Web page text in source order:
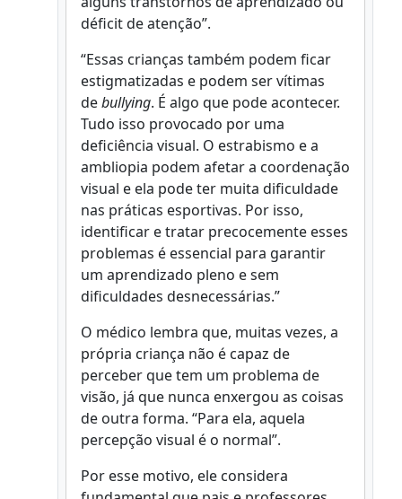
déficit de atenção”.
“Essas crianças também podem ficar
estigmatizadas e podem ser vítimas
debullying. É algo que pode acontecer.
Tudo isso provocado por uma
deficiência visual. O estrabismo e a
ambliopia podem afetar a coordenação
visual e ela pode ter muita dificuldade
nas práticas esportivas. Por isso,
identificar e tratar precocemente esses
problemas é essencial para garantir
um aprendizado pleno e sem
dificuldades desnecessárias.”
O médico lembra que, muitas vezes, a
própria criança não é capaz de
perceber que tem um problema de
visão, já que nunca enxergou as coisas
de outra forma. “Para ela, aquela
percepção visual é o normal”.
Por esse motivo, ele considera